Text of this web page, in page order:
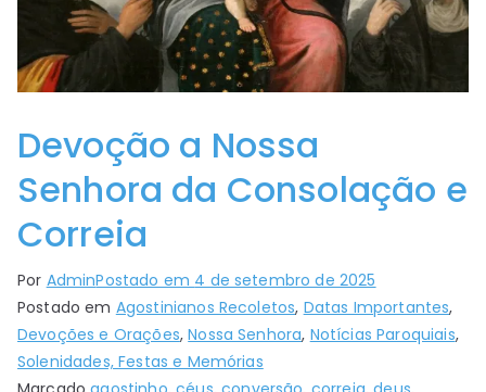
Devoção a Nossa
Senhora da Consolação e
Correia
Por AdminPostado em 4 de setembro de 2025
Postado em Agostinianos Recoletos, Datas Importantes,
Devoções e Orações,Nossa Senhora, Notícias Paroquiais,
Solenidades, Festas e Memórias